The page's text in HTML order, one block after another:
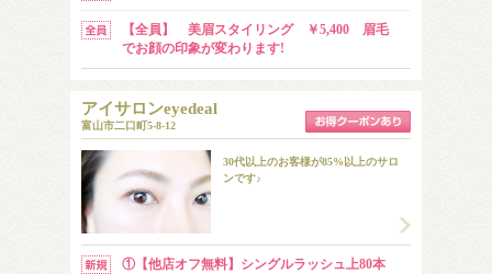
【全員】 美眉スタイリング ￥5,400 眉毛
でお顔の印象が変わります!
アイサロンeyedeal
富山市二口町5-8-12
30代以上のお客様が85%以上のサロ
ンです♪
①【他店オフ無料】シングルラッシュ上80本